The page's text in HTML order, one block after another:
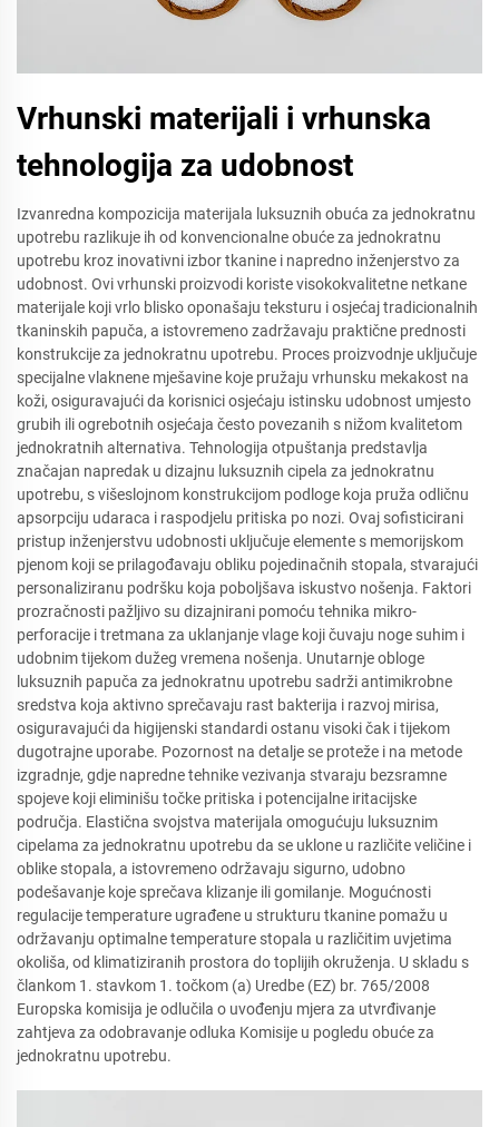
Vrhunski materijali i vrhunska
tehnologija za udobnost
Izvanredna kompozicija materijala luksuznih obuća za jednokratnu
upotrebu razlikuje ih od konvencionalne obuće za jednokratnu
upotrebu kroz inovativni izbor tkanine i napredno inženjerstvo za
udobnost. Ovi vrhunski proizvodi koriste visokokvalitetne netkane
materijale koji vrlo blisko oponašaju teksturu i osjećaj tradicionalnih
tkaninskih papuča, a istovremeno zadržavaju praktične prednosti
konstrukcije za jednokratnu upotrebu. Proces proizvodnje uključuje
specijalne vlaknene mješavine koje pružaju vrhunsku mekakost na
koži, osiguravajući da korisnici osjećaju istinsku udobnost umjesto
grubih ili ogrebotnih osjećaja često povezanih s nižom kvalitetom
jednokratnih alternativa. Tehnologija otpuštanja predstavlja
značajan napredak u dizajnu luksuznih cipela za jednokratnu
upotrebu, s višeslojnom konstrukcijom podloge koja pruža odličnu
apsorpciju udaraca i raspodjelu pritiska po nozi. Ovaj sofisticirani
pristup inženjerstvu udobnosti uključuje elemente s memorijskom
pjenom koji se prilagođavaju obliku pojedinačnih stopala, stvarajući
personaliziranu podršku koja poboljšava iskustvo nošenja. Faktori
prozračnosti pažljivo su dizajnirani pomoću tehnika mikro-
perforacije i tretmana za uklanjanje vlage koji čuvaju noge suhim i
udobnim tijekom dužeg vremena nošenja. Unutarnje obloge
luksuznih papuča za jednokratnu upotrebu sadrži antimikrobne
sredstva koja aktivno sprečavaju rast bakterija i razvoj mirisa,
osiguravajući da higijenski standardi ostanu visoki čak i tijekom
dugotrajne uporabe. Pozornost na detalje se proteže i na metode
izgradnje, gdje napredne tehnike vezivanja stvaraju bezsramne
spojeve koji eliminišu točke pritiska i potencijalne iritacijske
područja. Elastična svojstva materijala omogućuju luksuznim
cipelama za jednokratnu upotrebu da se uklone u različite veličine i
oblike stopala, a istovremeno održavaju sigurno, udobno
podešavanje koje sprečava klizanje ili gomilanje. Mogućnosti
regulacije temperature ugrađene u strukturu tkanine pomažu u
održavanju optimalne temperature stopala u različitim uvjetima
okoliša, od klimatiziranih prostora do toplijih okruženja. U skladu s
člankom 1. stavkom 1. točkom (a) Uredbe (EZ) br. 765/2008
Europska komisija je odlučila o uvođenju mjera za utvrđivanje
zahtjeva za odobravanje odluka Komisije u pogledu obuće za
jednokratnu upotrebu.